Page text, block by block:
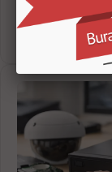
süresi ve
doğru sistemi
18 Temmuz 2026